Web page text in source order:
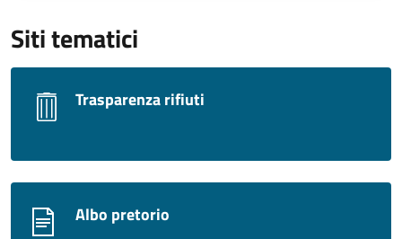
Siti tematici
Trasparenza rifiuti
Albo pretorio